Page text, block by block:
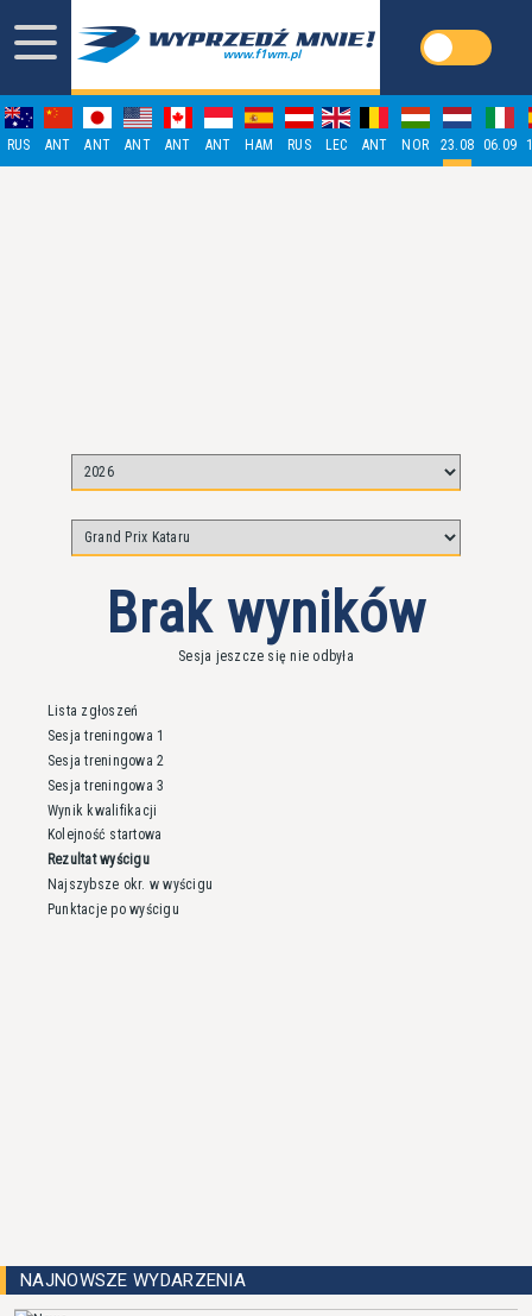
RUS ANT ANT ANT ANT ANT HAM RUS LEC ANT NOR 23.08 06.09
Brak wyników
Sesja jeszcze się nie odbyła
Lista zgłoszeń
Sesja treningowa 1
Sesja treningowa 2
Sesja treningowa 3
Wynik kwalifikacji
Kolejność startowa
Rezultat wyścigu
Najszybsze okr. w wyścigu
Punktacje po wyścigu
NAJNOWSZE WYDARZENIA